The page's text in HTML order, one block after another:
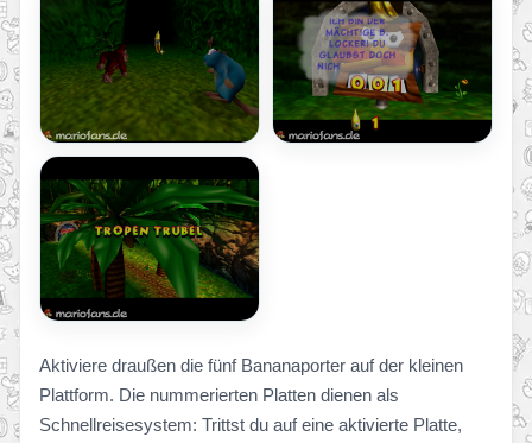
Aktiviere draußen die fünf Bananaporter auf der kleinen
Plattform. Die nummerierten Platten dienen als
Schnellreisesystem: Trittst du auf eine aktivierte Platte,